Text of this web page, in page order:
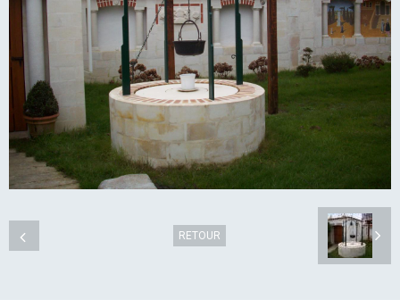
RETOUR